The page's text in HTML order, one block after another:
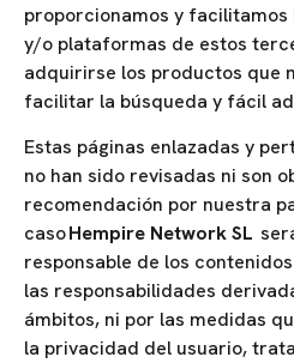
proporcionamos y facilitamos
y/o plataformas de estos
adquirirse los productos que
facilitar la búsqueda y fácil
Estas páginas enlazadas y
no han sido revisadas ni son
recomendación por nuestra
casoHempire Network SL
responsable de los
las responsabilidades
ámbitos, ni por las medidas
la privacidad del usuario,